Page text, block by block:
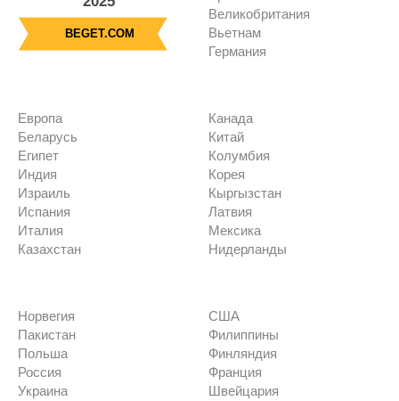
BEGET.COM
Великобритания
Вьетнам
Германия
Европа
Беларусь
Египет
Индия
Израиль
Испания
Италия
Казахстан
Канада
Китай
Колумбия
Корея
Кыргызстан
Латвия
Мексика
Нидерланды
Норвегия
Пакистан
Польша
Россия
Украина
США
Филиппины
Финляндия
Франция
Швейцария